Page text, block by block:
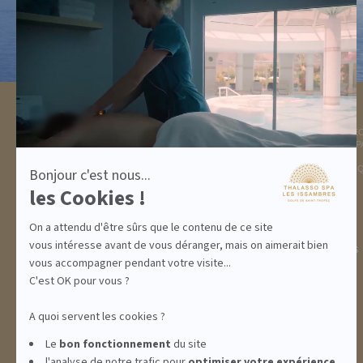
En
Bonjour c'est nous...
les Cookies !
On a attendu d'être sûrs que le contenu de ce site
vous intéresse avant de vous déranger, mais on aimerait bien
vous accompagner pendant votre visite...
C'est OK pour vous ?
A quoi servent les cookies ?
Le bon fonctionnement du site
DESTINATION
GOLFE DE ST TROPEZ
HÉBERGEMENTS
INCENTIVE
THALASSO SPA
LA THALASSO EN
CENTRE THALASSO
INFORMATIONS
ABONNEMENTS IDÉES CADEAUX PROMOS